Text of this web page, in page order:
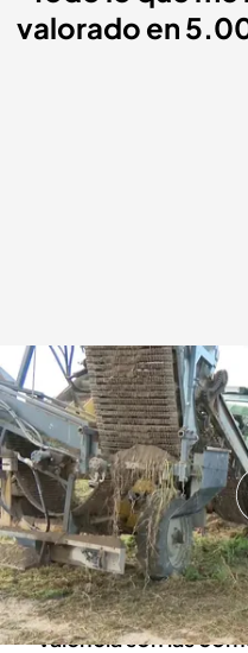
valorado en
Las agricultores se quejan de los
Redacción digital
06 FEB 2024 - 20:56h.
El equipo Roca de
de los robos en las
Andalucía, Castilla
Valencia son las